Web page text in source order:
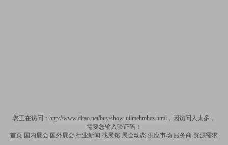
您正在访问： http://www.ditao.net/buy/show-uilmehmhez.html，因访问人太多，
需要您输入验证码！
首页 国内展会 国外展会 行业新闻 找展馆 展会动态 供应市场 服务商 资源需求